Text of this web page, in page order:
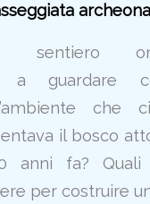
sentiero
a guardare
che
il bosco
anni fa?
per costruire